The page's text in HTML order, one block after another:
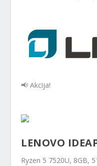
📢 Akcija!
LENOVO
Ryzen 5 7520U, 8GB,